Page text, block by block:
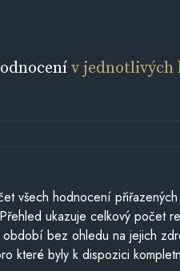
v jednotlivých
všech hodnocení
ukazuje celkový počet
období bez ohledu na jejich
které byly k dispozici